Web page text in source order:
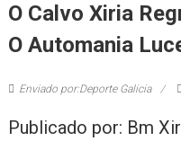
O Calvo Xiria
O Automania
Enviado por:Deporte Galicia
Publicado por: Bm